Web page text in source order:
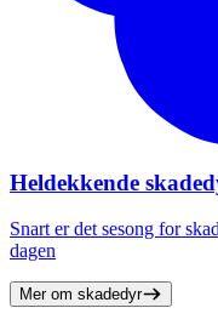
Heldekkende
Snart er det sesong for
dagen
Mer om skadedyr